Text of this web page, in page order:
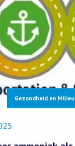
Gezondheid en Milieu